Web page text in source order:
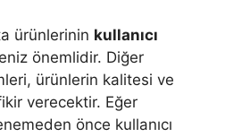
ürünlerinin kullanıcı
önemlidir. Diğer
ürünlerin kalitesi ve
verecektir. Eğer
önce kullanıcı